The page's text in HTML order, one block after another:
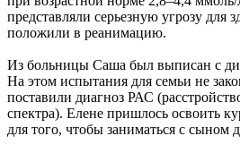
представляли серьезную угрозу для
положили в реанимацию.
Из больницы Саша был выписан с
На этом испытания для семьи не
поставили диагноз РАС
спектра). Елене пришлось освоить
для того, чтобы заниматься с сыном